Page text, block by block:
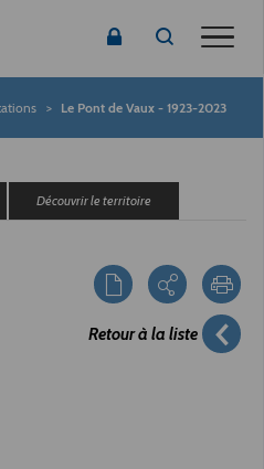
Le Pont de Vaux - 1923-2023
Découvrir le territoire
Retour à la liste